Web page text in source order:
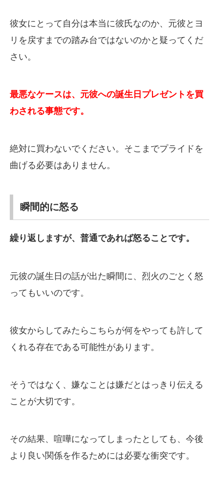
彼女にとって自分は本当に彼氏なのか、元彼とヨ
リを戻すまでの踏み台ではないのかと疑ってくだ
さい。
最悪なケースは、元彼への誕生日プレゼントを買
わされる事態です。
絶対に買わないでください。そこまでプライドを
曲げる必要はありません。
瞬間的に怒る
繰り返しますが、普通であれば怒ることです。
元彼の誕生日の話が出た瞬間に、烈火のごとく怒
ってもいいのです。
彼女からしてみたらこちらが何をやっても許して
くれる存在である可能性があります。
そうではなく、嫌なことは嫌だとはっきり伝える
ことが大切です。
その結果、喧嘩になってしまったとしても、今後
より良い関係を作るためには必要な衝突です。